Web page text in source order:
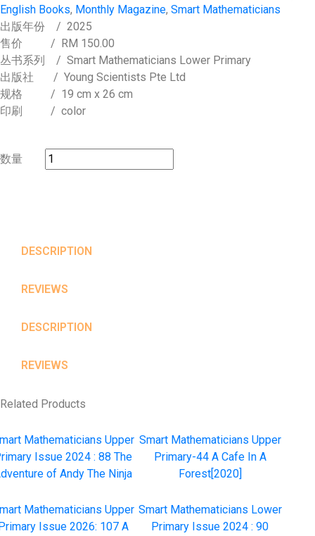
English Books, Monthly Magazine, Smart Mathematicians
出版年份 / 2025
售价 / RM 150.00
丛书系列 / Smart Mathematicians Lower Primary
出版社 / Young Scientists Pte Ltd
规格 / 19 cm x 26 cm
印刷 / color
数量
DESCRIPTION
REVIEWS
DESCRIPTION
REVIEWS
Related Products
Mathematicians Upper
Issue 2024 : 88 The
of Andy The Ninja
Smart Mathematicians Upper
Primary-44 A Cafe In A
Forest[2020]
Mathematicians Upper
Issue 2026: 107 A
Smart Mathematicians Lower
Primary Issue 2024 : 90